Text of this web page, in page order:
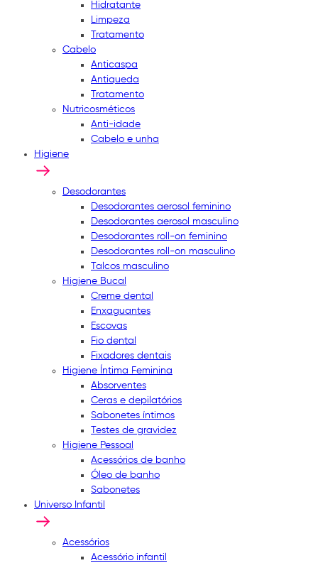
Hidratante
Limpeza
Tratamento
Cabelo
Anticaspa
Antiqueda
Tratamento
Nutricosméticos
Anti-idade
Cabelo e unha
Higiene
Desodorantes
Desodorantes aerosol feminino
Desodorantes aerosol masculino
Desodorantes roll-on feminino
Desodorantes roll-on masculino
Talcos masculino
Higiene Bucal
Creme dental
Enxaguantes
Escovas
Fio dental
Fixadores dentais
Higiene Íntima Feminina
Absorventes
Ceras e depilatórios
Sabonetes íntimos
Testes de gravidez
Higiene Pessoal
Acessórios de banho
Óleo de banho
Sabonetes
Universo Infantil
Acessórios
Acessório infantil